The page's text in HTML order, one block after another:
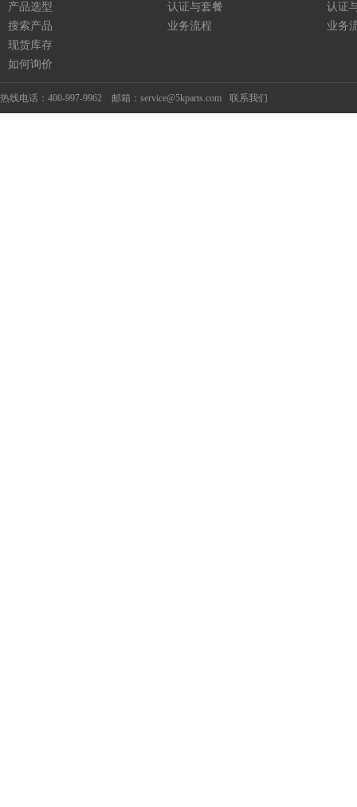
产品选型
搜索产品
现货库存
如何询价
认证与套餐
业务流程
认证
业务
热线电话：400-997-9962 邮箱：service@5kparts.com 联系我们